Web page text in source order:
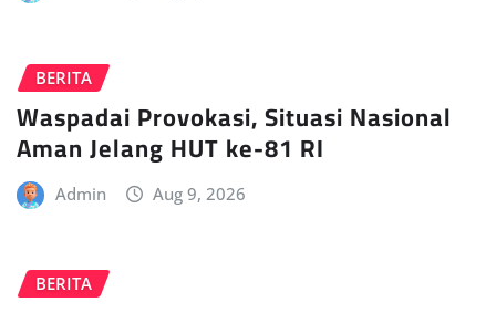
BERITA
Waspadai Provokasi, Situasi Nasional
Aman Jelang HUT ke-81 RI
Admin Aug 9, 2026
BERITA